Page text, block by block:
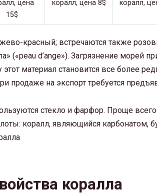
красный; встречаются также
(«peau d’ange»). Загрязнение морей
материал становится все более
продаже на экспорт требуется
стекло и фарфор. Проще
коралл, являющийся карбонатом,
коралла